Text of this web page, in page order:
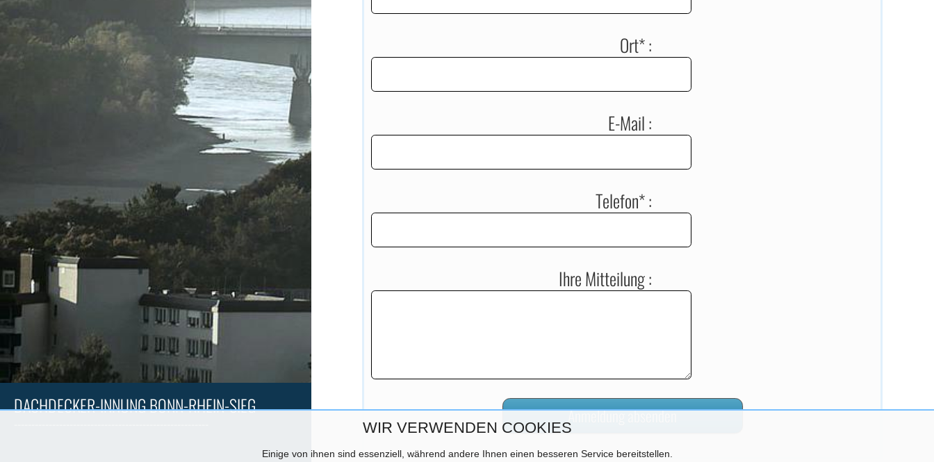
DACHDECKER-INNUNG BONN-RHEIN-SIEG
Ort* :
E-Mail :
Telefon* :
Ihre Mitteilung :
WIR VERWENDEN COOKIES
Einige von ihnen sind essenziell, während andere Ihnen einen besseren Service bereitstellen.